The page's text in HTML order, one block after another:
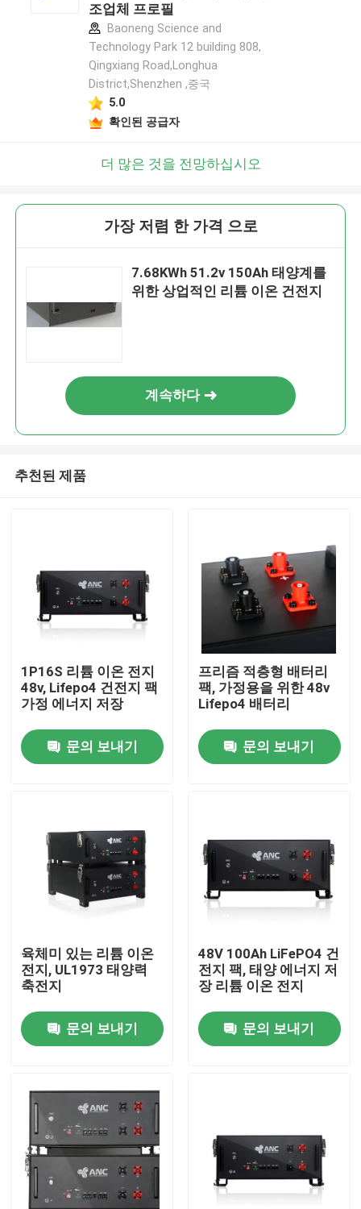
회사 소개
공장 투어
품질 관리
연락처
뉴스
모든 케이스
가정용 도구 전지 저장
주거용 배터리 저장 시스템
조업체 프로필
Baoneng Science and
Technology Park 12 building 808,
Qingxiang Road,Longhua
District,Shenzhen ,중국
5.0
확인된 공급자
더 많은 것을 전망하십시오
가장 저렴 한 가격 으로
7.68KWh 51.2v 150Ah 태양계를
위한 상업적인 리튬 이온 건전지
계속하다
추천된 제품
1P16S 리튬 이온 전지
48v, Lifepo4 건전지 팩
가정 에너지 저장
문의 보내기
프리즘 적층형 배터리
팩, 가정용을 위한 48v
Lifepo4 배터리
문의 보내기
육체미 있는 리튬 이온
전지, UL1973 태양력
축전지
문의 보내기
48V 100Ah LiFePO4 건
전지 팩, 태양 에너지 저
장 리튬 이온 전지
문의 보내기